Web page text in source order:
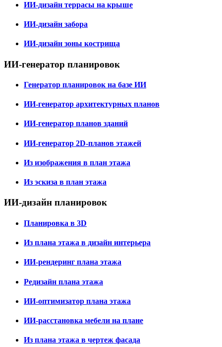
ИИ-дизайн террасы на крыше
ИИ-дизайн забора
ИИ-дизайн зоны кострища
ИИ-генератор планировок
Генератор планировок на базе ИИ
ИИ-генератор архитектурных планов
ИИ-генератор планов зданий
ИИ-генератор 2D-планов этажей
Из изображения в план этажа
Из эскиза в план этажа
ИИ-дизайн планировок
Планировка в 3D
Из плана этажа в дизайн интерьера
ИИ-рендеринг плана этажа
Редизайн плана этажа
ИИ-оптимизатор плана этажа
ИИ-расстановка мебели на плане
Из плана этажа в чертеж фасада